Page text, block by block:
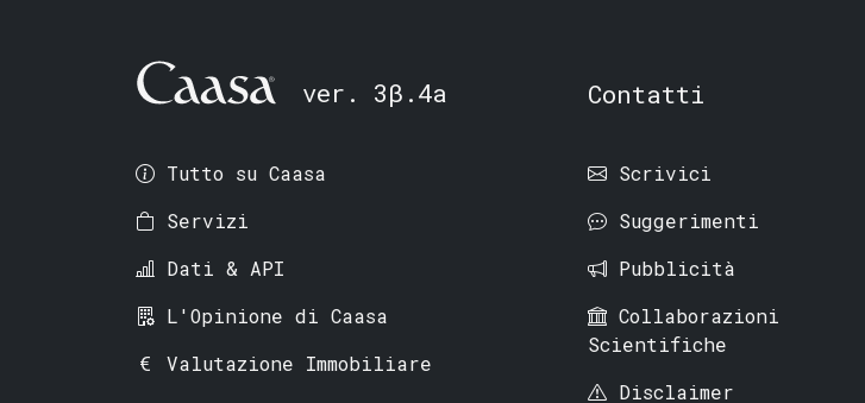
ver. 3β.4a
Tutto su Caasa
Servizi
Dati & API
L'Opinione di Caasa
Valutazione Immobiliare
Contatti
Scrivici
Suggerimenti
Pubblicità
Collaborazioni
Scientifiche
Disclaimer